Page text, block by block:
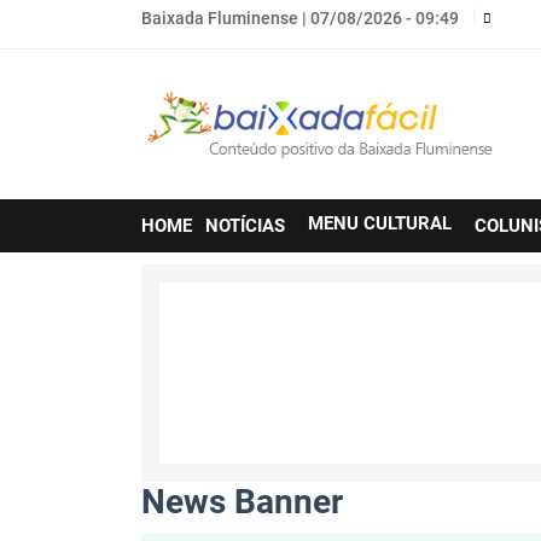
Baixada Fluminense | 07/08/2026 - 09:49
Main
navigation
HOME NOTÍCIAS MENU CULTURAL
News Banner